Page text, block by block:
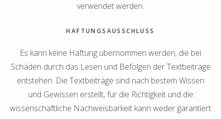
verwendet werden.
HAFTUNGSAUSSCHLUSS
Es kann keine Haftung übernommen werden, die bei
Schäden durch das Lesen und Befolgen der Textbeiträge
entstehen. Die Textbeiträge sind nach bestem Wissen
und Gewissen erstellt, für die Richtigkeit und die
wissenschaftliche Nachweisbarkeit kann weder garantiert